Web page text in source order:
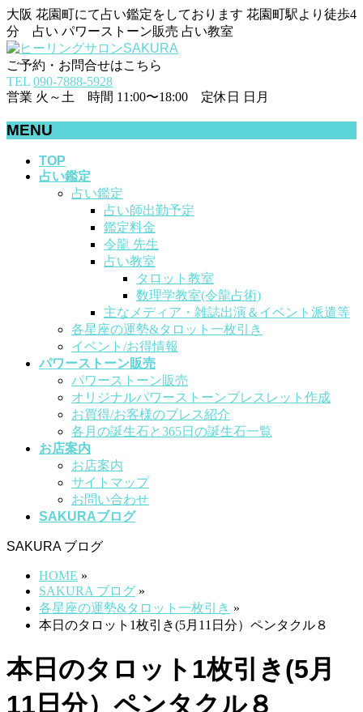
大阪 花園町にて占い鑑定をしております 花園町駅より徒歩4
分 占い パワーストーン販売 占い教室
ご予約・お問合せはこちら
TEL 090-7888-5928
営業 火～土 時間 11:00〜18:00 定休日 日月
MENU
TOP
占い鑑定
占い鑑定
占い師出勤予定
鑑定料金
令龍 先生
占い教室
タロット教室
数理学教室(令龍占術)
主なメディア・雑誌出演＆イベント派遣等
各星座の運勢&タロット一枚引き
イベント/お得情報
パワーストーン販売
パワーストーン販売
オリジナルパワーストーンブレスレット作成
お買得/お客様のブレス紹介
各月の誕生石と365日の誕生石一覧
お店案内
お店案内
サイトマップ
お問い合わせ
SAKURAブログ
SAKURA ブログ
HOME »
SAKURA ブログ »
各星座の運勢&タロット一枚引き »
本日のタロット1枚引き(5月11日分）ペンタクル８
本日のタロット1枚引き(5月
11日分）ペンタクル８